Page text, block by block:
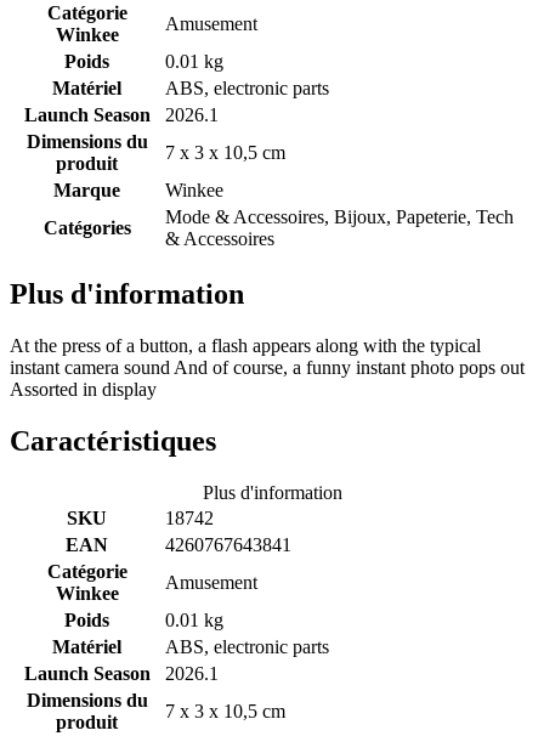
Catégorie
Winkee
Amusement
Poids
0.01 kg
Matériel
ABS, electronic parts
Launch Season
2026.1
Dimensions du
produit
7 x 3 x 10,5 cm
Marque
Winkee
Catégories
Mode & Accessoires, Bijoux, Papeterie, Tech
& Accessoires
Plus d'information
At the press of a button, a flash appears along with the typical
instant camera sound And of course, a funny instant photo pops out
Assorted in display
Caractéristiques
Plus d'information
SKU
18742
EAN
4260767643841
Catégorie
Winkee
Amusement
Poids
0.01 kg
Matériel
ABS, electronic parts
Launch Season
2026.1
Dimensions du
produit
7 x 3 x 10,5 cm